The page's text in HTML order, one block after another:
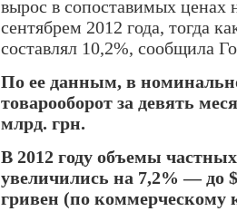
вырос в сопоставимых ценах
сентябрем 2012 года, тогда
составлял 10,2%, сообщила
По ее данным, в
товарооборот за девять
млрд. грн.
В 2012 году объемы
увеличились на 7,2% — до
гривен (по коммерческому